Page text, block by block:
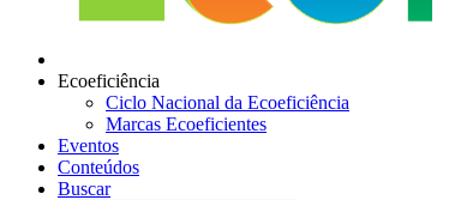
Ecoeficiência
Ciclo Nacional da Ecoeficiência
Marcas Ecoeficientes
Eventos
Conteúdos
Buscar